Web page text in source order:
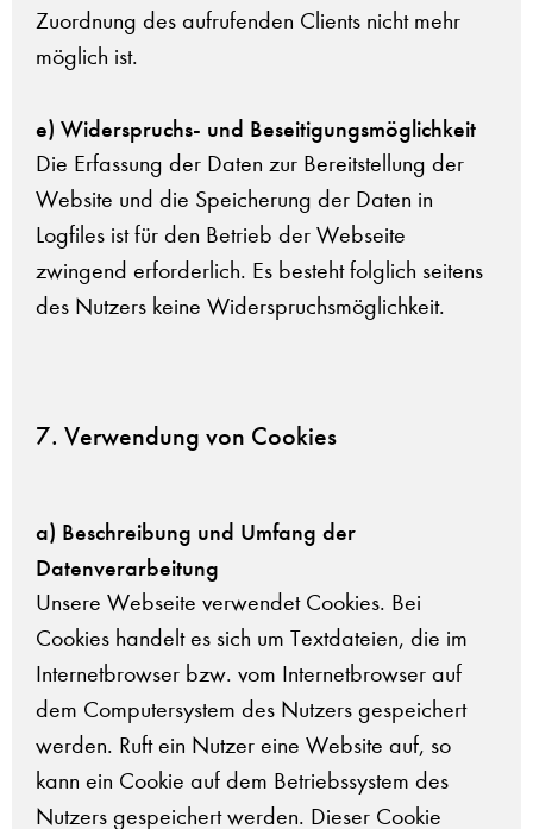
Zuordnung des aufrufenden Clients nicht mehr
möglich ist.
e) Widerspruchs- und Beseitigungsmöglichkeit
Die Erfassung der Daten zur Bereitstellung der
Website und die Speicherung der Daten in
Logfiles ist für den Betrieb der Webseite
zwingend erforderlich. Es besteht folglich seitens
des Nutzers keine Widerspruchsmöglichkeit.
7. Verwendung von Cookies
a) Beschreibung und Umfang der
Datenverarbeitung
Unsere Webseite verwendet Cookies. Bei
Cookies handelt es sich um Textdateien, die im
Internetbrowser bzw. vom Internetbrowser auf
dem Computersystem des Nutzers gespeichert
werden. Ruft ein Nutzer eine Website auf, so
kann ein Cookie auf dem Betriebssystem des
Nutzers gespeichert werden. Dieser Cookie